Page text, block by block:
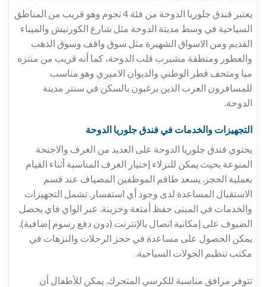
يعتبر فندق جلوريا الدوحة من فئة 4 نجوم وهو قريب من المناطق
السياحية في وسط مدينة الدوحة مثل شارع الكورنيش والميناء
القديم ومن الاسواق الشهيرة مثل سوق واقف وسوق الذهب
والعطور ومنطقة مشيرب قلب الدوحة، كما أنه قريب من منتزه
ميا ومتحف قطر الوطني والديوان الاميري وهو مناسب
للمسافرون العرب الذين يرغبون بالسكن في سنتر مدينة
الدوحة.
التجهيزات والخدمات في فندق جلوريا الدوحة
يحتوي فندق جلوريا الدوحة على العديد من الغرف والاجنحة
المنوعة بحيث يمكن للنزلاء إختيار الغرف المناسبة أثناء القيام
بعملية الحجز. يسعد طاقم الموظفين المضياف عند قسم
الاستقبال المساعدة لدى وجود أي استفسار. تشمل التجهيزات
والخدمات في المبنى حفظ أمتعة وخزينة. عبر الواي فاي يحصل
الضيوف على إمكانية اتصال بالإنترنت (دون دفع رسوم إضافية).
يمكن الحصول على مساعدة في حجز الرحلات والنزهات في
مكتب تنظيم الجولات السياحية.
تتوفر مرافق مناسبة للكرسي المتحرك. يمكن للأطفال أن